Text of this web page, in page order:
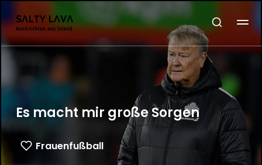
Es macht mir große Sorgen
Frauenfußball